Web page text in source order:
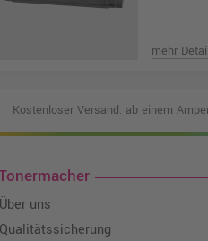
mehr
Kostenloser Versand: ab einem
Über uns
Qualitätssicherung